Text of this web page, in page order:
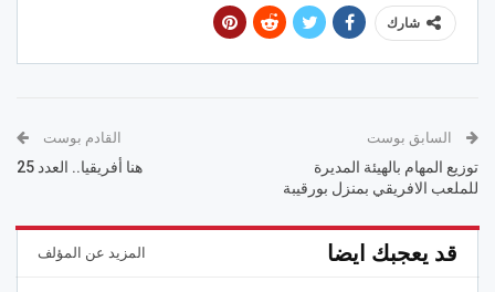
شارك
السابق بوست
توزيع المهام بالهيئة المديرة
للملعب الافريقي بمنزل بورقيبة
القادم بوست
هنا أفريقيا.. العدد 25
قد يعجبك ايضا المزيد عن المؤلف